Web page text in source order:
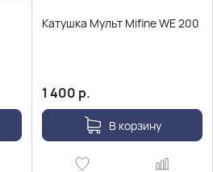
Катушка Мульт Mifine WE 200
1 400 р.
В корзину